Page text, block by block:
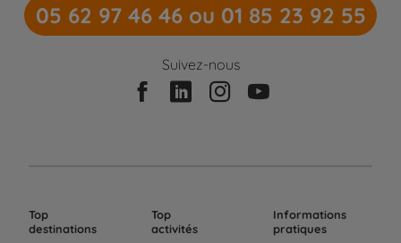
05 62 97 46 46 ou 01 85 23 92 55
Suivez-nous
Top
destinations
Top
activités
Informations
pratiques